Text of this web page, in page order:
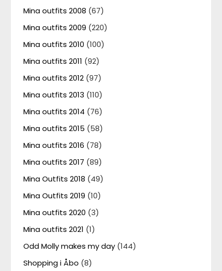
Mina outfits 2008 (67)
Mina outfits 2009 (220)
Mina outfits 2010 (100)
Mina outfits 2011 (92)
Mina outfits 2012 (97)
Mina outfits 2013 (110)
Mina outfits 2014 (76)
Mina outfits 2015 (58)
Mina outfits 2016 (78)
Mina outfits 2017 (89)
Mina Outfits 2018 (49)
Mina Outfits 2019 (10)
Mina outfits 2020 (3)
Mina outfits 2021 (1)
Odd Molly makes my day (144)
Shopping i Åbo (8)